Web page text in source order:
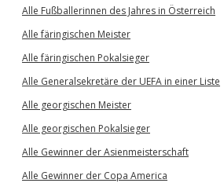
Alle Fußballerinnen des Jahres in Österreich
Alle färingischen Meister
Alle färingischen Pokalsieger
Alle Generalsekretäre der UEFA in einer Liste
Alle georgischen Meister
Alle georgischen Pokalsieger
Alle Gewinner der Asienmeisterschaft
Alle Gewinner der Copa America